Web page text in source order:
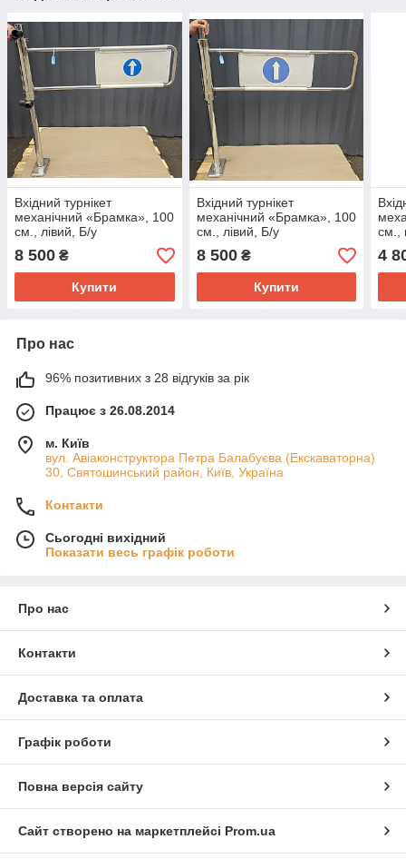
Вхідний турнікет
механічний «Брамка», 100
см., лівий, Б/у
8 500 ₴
Купити
Вхідний турнікет
механічний «Брамка», 100
см., лівий, Б/у
8 500₴
Купити
см.,
4
Про нас
96% позитивних з 28 відгуків за рік
Працює з 26.08.2014
м. Київ
вул. Авіаконструктора Петра Балабуєва (Екскаваторна)
30, Святошинський район, Київ, Україна
Контакти
Сьогодні вихідний
Показати весь графік роботи
Про нас
Контакти
Доставка та оплата
Графік роботи
Повна версія сайту
Сайт створено на маркетплейсі Prom.ua